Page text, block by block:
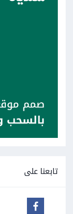
تابعنا على